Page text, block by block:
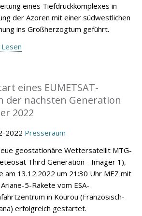
eines Tiefdruckkomplexes in
der Azoren mit einer südwestlichen
ins Großherzogtum geführt.
eines EUMETSAT-
der nächsten Generation
2022
2022 Presseraum
geostationäre Wettersatellit MTG-
Third Generation - Imager 1),
am 13.12.2022 um 21:30 Uhr MEZ mit
5-Rakete vom ESA-
in Kourou (Französisch-
erfolgreich gestartet.